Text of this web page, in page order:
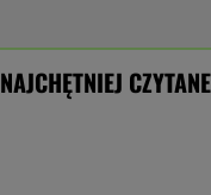
NAJCHĘTNIEJ CZYTANE